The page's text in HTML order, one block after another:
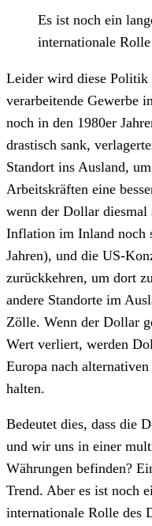
Es ist noch ein
internationale
Leider wird diese Politik
verarbeitende Gewerbe
noch in den 1980er
drastisch sank,
Standort ins Ausland,
Arbeitskräften eine
wenn der Dollar
Inflation im Inland noch
Jahren), und die US-
zurückkehren, um dort
andere Standorte im
Zölle. Wenn der Dollar
Wert verliert, werden
Europa nach
halten.
Bedeutet dies, dass die
und wir uns in einer
Währungen befinden?
Trend. Aber es ist noch
internationale Rolle des